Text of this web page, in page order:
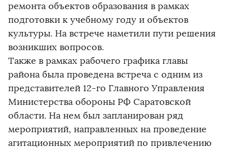
ремонта объектов образования в рамках
подготовки к учебному году и объектов
культуры. На встрече наметили пути решения
возникших вопросов.
Также в рамках рабочего графика главы
района была проведена встреча с одним из
представителей 12-го Главного Управления
Министерства обороны РФ Саратовской
области. На нем был запланирован ряд
мероприятий, направленных на проведение
агитационных мероприятий по привлечению